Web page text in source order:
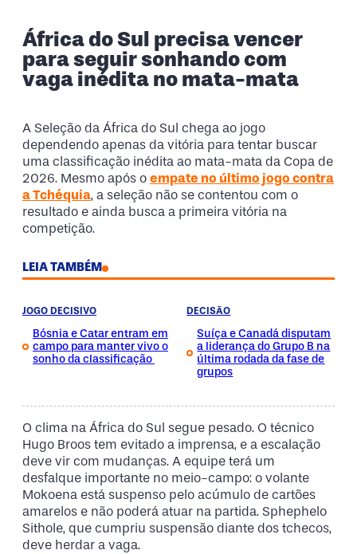
África do Sul precisa vencer
para seguir sonhando com
vaga inédita no mata-mata
A Seleção da África do Sul chega ao jogo
dependendo apenas da vitória para tentar buscar
uma classificação inédita ao mata-mata da Copa de
2026. Mesmo após o empate no último jogo contra
a Tchéquia, a seleção não se contentou com o
resultado e ainda busca a primeira vitória na
competição.
LEIA TAMBÉM
JOGO DECISIVO
Bósnia e Catar entram em
campo para manter vivo o
sonho da classificação
DECISÃO
Suíça e Canadá disputam
a liderança do Grupo B na
última rodada da fase de
grupos
O clima na África do Sul segue pesado. O técnico
Hugo Broos tem evitado a imprensa, e a escalação
deve vir com mudanças. A equipe terá um
desfalque importante no meio-campo: o volante
Mokoena está suspenso pelo acúmulo de cartões
amarelos e não poderá atuar na partida. Sphephelo
Sithole, que cumpriu suspensão diante dos tchecos,
deve herdar a vaga.